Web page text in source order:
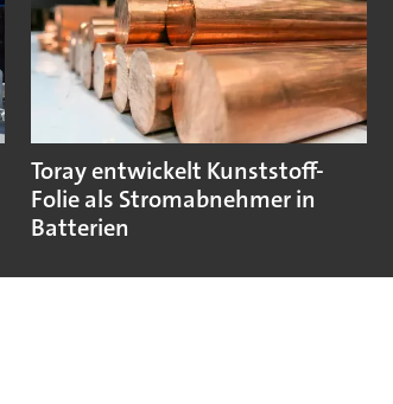
Toray entwickelt Kunststoff-
Folie als Stromabnehmer in
Batterien